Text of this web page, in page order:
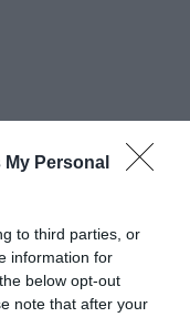
Personal
to third parties, or
information for
below opt-out
note that after your